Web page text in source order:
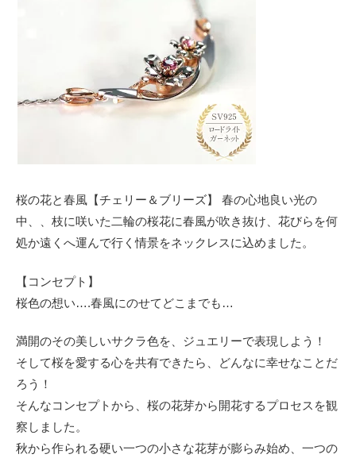
桜の花と春風【チェリー＆ブリーズ】 春の心地良い光の
中、、枝に咲いた二輪の桜花に春風が吹き抜け、花びらを何
処か遠くへ運んで行く情景をネックレスに込めました。
【コンセプト】
桜色の想い….春風にのせてどこまでも…
満開のその美しいサクラ色を、ジュエリーで表現しよう！
そして桜を愛する心を共有できたら、どんなに幸せなことだ
ろう！
そんなコンセプトから、桜の花芽から開花するプロセスを観
察しました。
秋から作られる硬い一つの小さな花芽が膨らみ始め、一つの